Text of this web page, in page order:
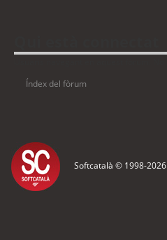
Índex del fòrum
Softcatalà © 1998-2026